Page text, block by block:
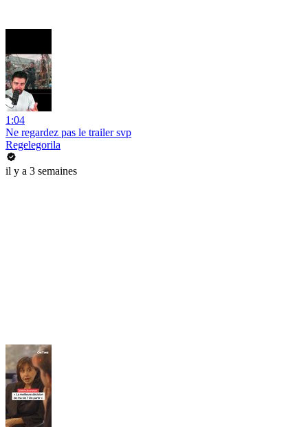
1:04
Ne regardez pas le trailer svp
Regelegorila
il y a 3 semaines